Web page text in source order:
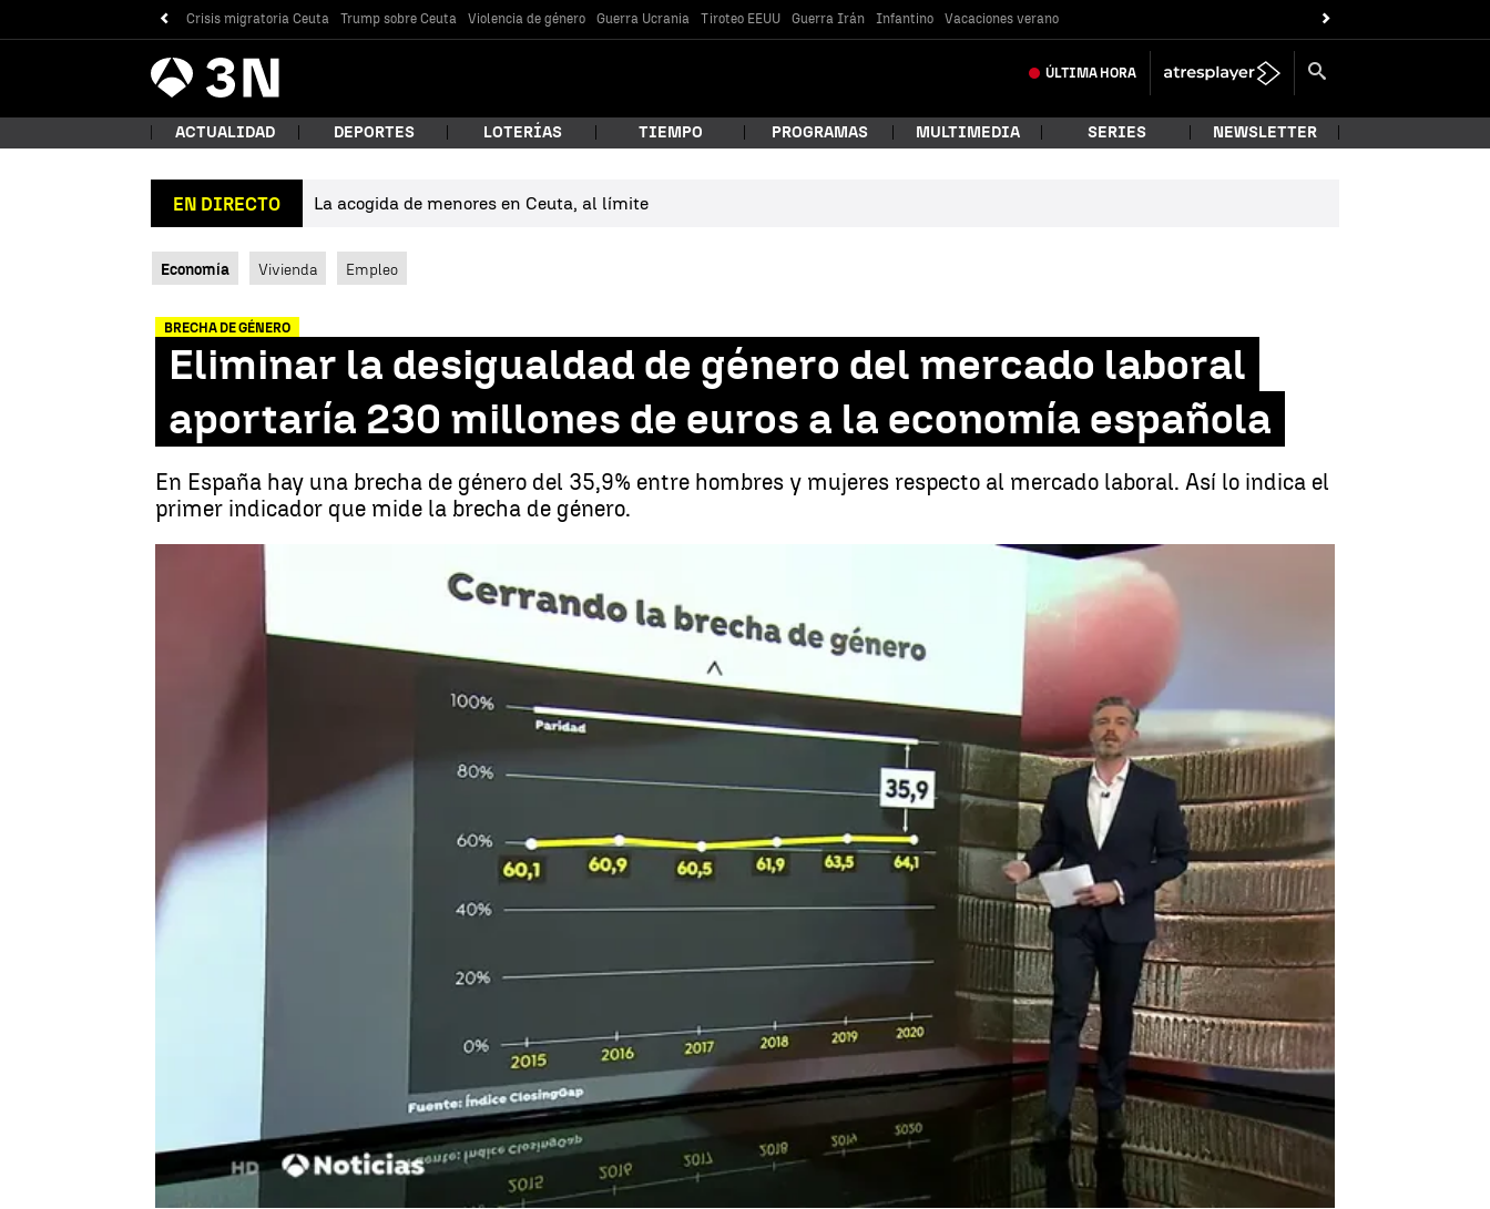
Crisis migratoria Ceuta Trump sobre Ceuta Violencia de género Guerra Ucrania Tiroteo EEUU Guerra Irán Infantino Vacaciones verano
Antena
3 Noticias ÚLTIMA HORA
ACTUALIDAD DEPORTES LOTERÍAS TIEMPO PROGRAMAS MULTIMEDIA SERIES NEWSLETTER
EN DIRECTO La acogida de menores en Ceuta, al límite
Economía Vivienda Empleo
BRECHA DE GÉNERO
Eliminar la desigualdad de género del mercado laboral
aportaría 230 millones de euros a la economía española
En España hay una brecha de género del 35,9% entre hombres y mujeres respecto al mercado laboral. Así lo indica el
primer indicador que mide la brecha de género.
Eliminar la desigualdad de género del mercado laboral aportaría 230 millones de euros a la economía española |
Se ha puesto en marcha el
brecha de género
entre hombres y mujeres. Eliminar las desigualdades de género delmercado
laboral aportaría 230.847 millones de eurosa la economía enEspaña
, así lo
indica el informe.
Esta cantidad equivale a un 18,5% del PIBy supondría lacreación de 3,2
millones de empleos
a jornada completapara las mujeres. Actualmente la
brecha de género se sitúa en el 35,9%después de estrecharse un total de cuatro
puntos entre el año 2015 y el año 2020. A pesar de ello,la paridad no se
en España.